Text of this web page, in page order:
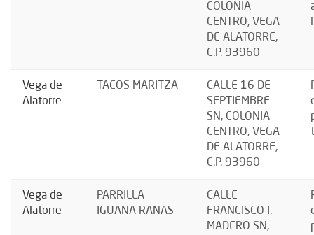
COLONIA
CENTRO, VEGA
DE ALATORRE,
C.P. 93960
Vega de
Alatorre
TACOS MARITZA
CALLE 16 DE
SEPTIEMBRE
SN, COLONIA
CENTRO, VEGA
DE ALATORRE,
C.P. 93960
Vega de
Alatorre
PARRILLA
IGUANA RANAS
CALLE
FRANCISCO I.
MADERO SN,